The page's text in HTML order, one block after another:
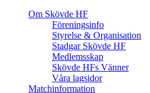
Om Skövde HF
Föreningsinfo
Styrelse & Organisation
Stadgar Skövde HF
Medlemsskap
Skövde HFs Vänner
Våra lagsidor
Matchinformation